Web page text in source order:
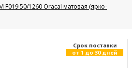
F019 50/1260 Oracal матовая (ярко-
Cрок поставки
от 1 до 30 дней